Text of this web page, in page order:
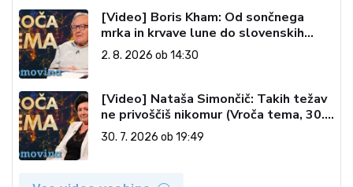
[Video] Boris Kham: Od sončnega
mrka in krvave lune do slovenskih
pečatov v vesolju (Vroča tema, 2. 8.
2026)
2. 8. 2026 ob 14:30
[Video] Nataša Simončič: Takih težav
ne privoščiš nikomur (Vroča tema, 30.
7. 2026)
30. 7. 2026 ob 19:49